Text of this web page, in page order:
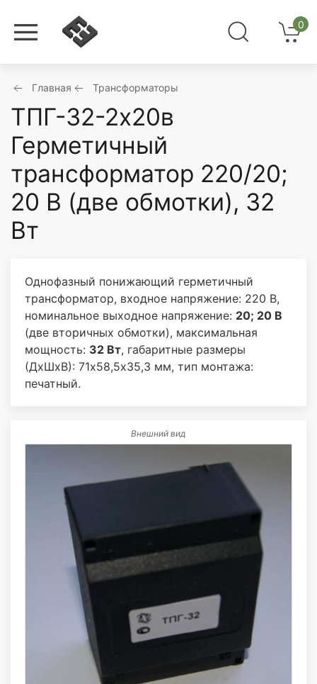
0
Главная Трансформаторы
ТПГ-32-2х20в
Герметичный
трансформатор 220/20;
20 В (две обмотки), 32
Вт
Однофазный понижающий герметичный
трансформатор, входное напряжение: 220 В,
номинальное выходное напряжение: 20; 20 В
(две вторичных обмотки), максимальная
мощность: 32 Вт, габаритные размеры
(ДхШхВ): 71х58,5х35,3 мм, тип монтажа:
печатный.
Внешний вид